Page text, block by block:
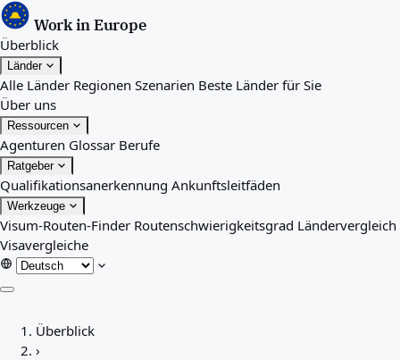
Work in Europe
Überblick
Länder
Alle Länder Regionen Szenarien Beste Länder für Sie
Über uns
Ressourcen
Agenturen Glossar Berufe
Ratgeber
Qualifikationsanerkennung Ankunftsleitfäden
Werkzeuge
Visum-Routen-Finder Routenschwierigkeitsgrad Ländervergleich
Visavergleiche
Länder
Überblick
›